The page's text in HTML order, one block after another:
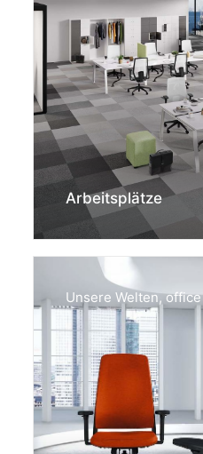
Arbeitsplätze
Unsere Welten,office